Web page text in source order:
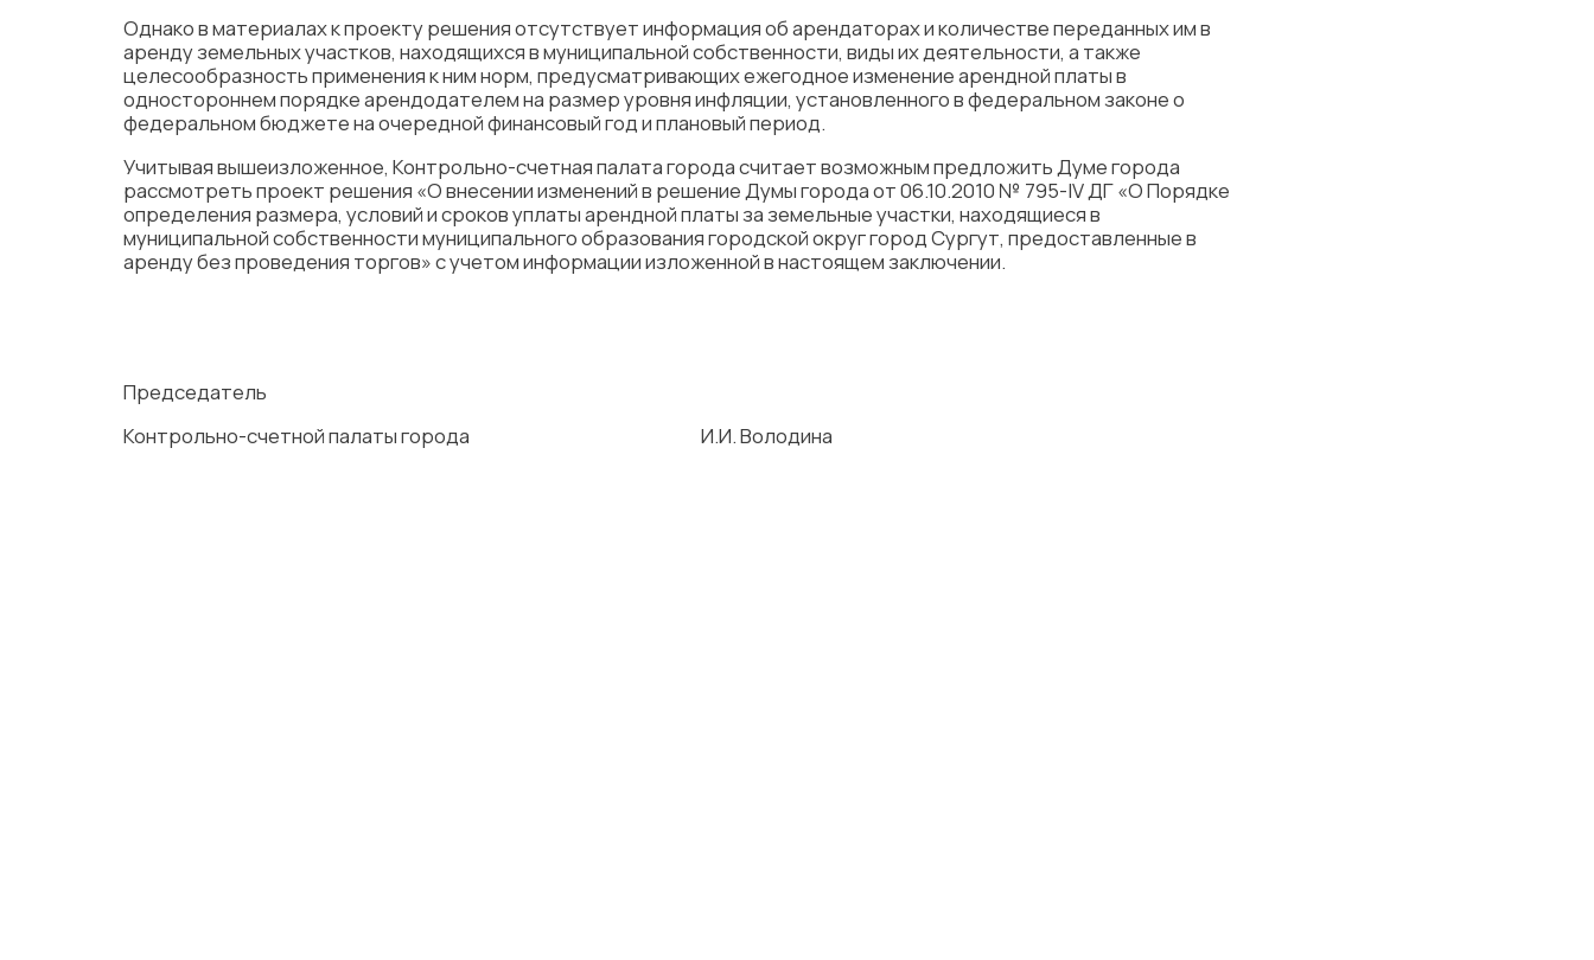
Однако в материалах к проекту решения отсутствует информация об арендаторах и количестве переданных им в
аренду земельных участков, находящихся в муниципальной собственности, виды их деятельности, а также
целесообразность применения к ним норм, предусматривающих ежегодное изменение арендной платы в
одностороннем порядке арендодателем на размер уровня инфляции, установленного в федеральном законе о
федеральном бюджете на очередной финансовый год и плановый период.
Учитывая вышеизложенное, Контрольно-счетная палата города считает возможным предложить Думе города
рассмотреть проект решения «О внесении изменений в решение Думы города от 06.10.2010 № 795-IV ДГ «О Порядке
определения размера, условий и сроков уплаты арендной платы за земельные участки, находящиеся в
муниципальной собственности муниципального образования городской округ город Сургут, предоставленные в
аренду без проведения торгов» с учетом информации изложенной в настоящем заключении.
Председатель
Контрольно-счетной палаты города И.И. Володина